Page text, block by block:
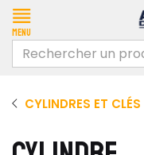
Menu
CYLINDRES ET CLÉS